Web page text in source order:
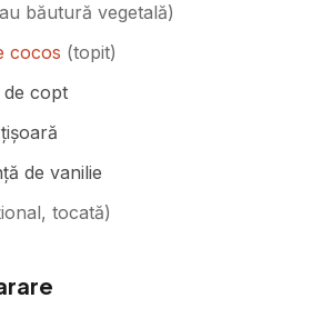
băutură vegetală)
cocos (topit)
copt
de vanilie
tocată)